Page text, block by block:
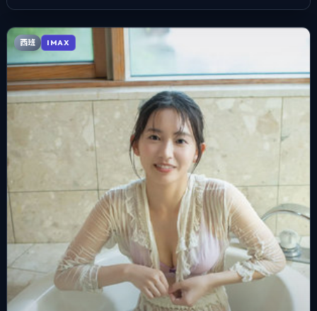
西班 IMAX